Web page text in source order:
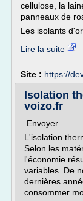
cellulose, la
panneaux de
Les isolants
Lire la suite
Site : https://
Isolation
voizo.fr
Envoyer
L'isolation
Selon les
l'économie
variables. De
dernières
consommer